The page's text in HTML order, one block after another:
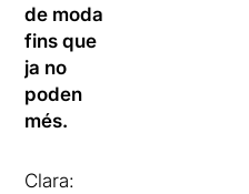
de moda
fins que
ja no
poden
més.
Clara: